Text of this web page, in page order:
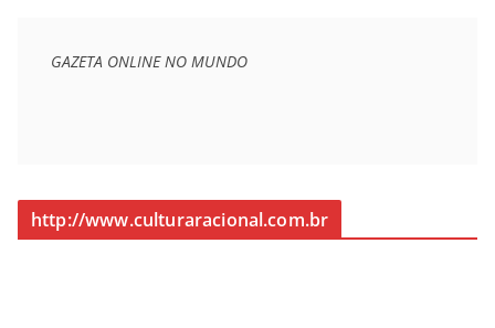
GAZETA ONLINE NO MUNDO
http://www.culturaracional.com.br